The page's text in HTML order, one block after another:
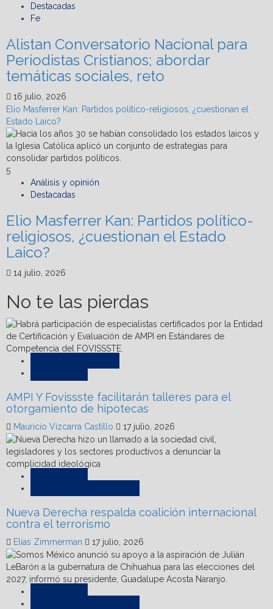
Destacadas
Fe
Alistan Conversatorio Nacional para
Periodistas Cristianos; abordar
temáticas sociales, reto
16 julio, 2026
Elio Masferrer Kan: Partidos político-religiosos, ¿cuestionan el
Estado Laico?
5
Análisis y opinión
Destacadas
Elio Masferrer Kan: Partidos político-
religiosos, ¿cuestionan el Estado
Laico?
14 julio, 2026
No te las pierdas
AMPI Y Fovissste facilitarán talleres para el
otorgamiento de hipotecas
Mauricio Vizcarra Castillo 17 julio, 2026
Nueva Derecha respalda coalición internacional
contra el terrorismo
Elías Zimmerman 17 julio, 2026